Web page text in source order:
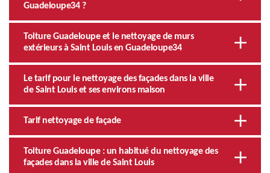
Guadeloupe34 ?
Toiture Guadeloupe et le nettoyage de murs
extérieurs à Saint Louis en Guadeloupe34
Le tarif pour le nettoyage des façades dans la ville
de Saint Louis et ses environs maison
Tarif nettoyage de façade
Toiture Guadeloupe : un habitué du nettoyage des
façades dans la ville de Saint Louis